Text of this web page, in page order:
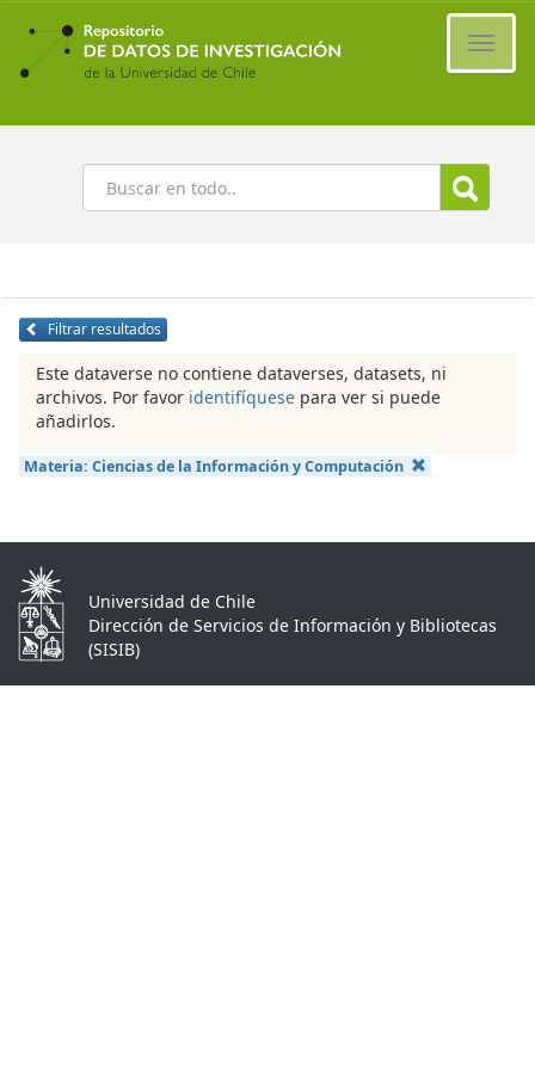
Ir
contenido
principal
Buscar
Filtrar resultados
Este dataverse no contiene dataverses, datasets, ni
archivos. Por favor identifíquese para ver si puede
añadirlos.
Materia: Ciencias de la Información y Computación
Universidad de Chile
Dirección de Servicios de Información y Bibliotecas
(SISIB)